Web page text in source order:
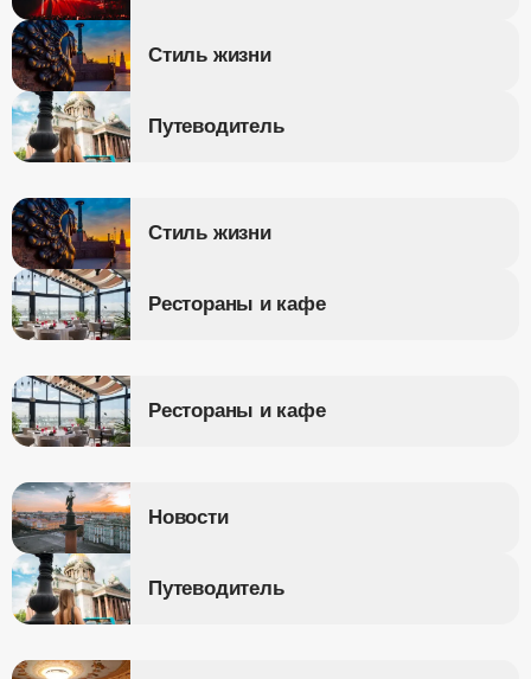
Стиль жизни
Путеводитель
Стиль жизни
Рестораны и кафе
Рестораны и кафе
Новости
Путеводитель